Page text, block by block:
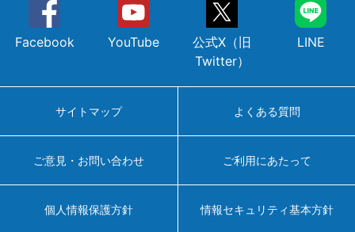
Facebook YouTube
公式X（旧
Twitter）
LINE
サイトマップ よくある質問
ご意見・お問い合わせ ご利用にあたって
個人情報保護方針 情報セキュリティ基本方針